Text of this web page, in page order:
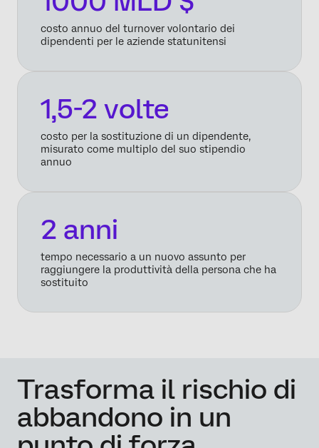
costo annuo del turnover volontario dei
dipendenti per le aziende statunitensi
1,5-2 volte
costo per la sostituzione di un dipendente,
misurato come multiplo del suo stipendio
annuo
2 anni
tempo necessario a un nuovo assunto per
raggiungere la produttività della persona che ha
sostituito
Trasforma il rischio di
abbandono in un